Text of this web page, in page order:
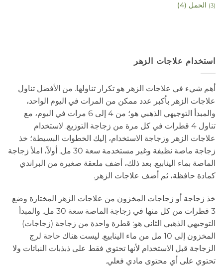
(3) الحمل (4)
استخدام علاجات الزهر
أهم شيء في علاجات الزهر هو تكرار تناولها. من الأفضل تناول
علاجات الزهر بأكبر عدد ممكن من المرات في اليوم الواحد،
والمبدأ التوجيهي الذهبي هو؛ من 4 إلى 6 مرات في اليوم، مع
تناول 4 قطرات في كل مرة من زجاجة التوزيع. لاستخدام
علاجات الزهر وزجاجة الاستخدام، إليك الخطوات البسيطة؛ خذ
زجاجة ماصة نظيفة وغير مستخدمة سعة 30 مل. أولاً، املأ زجاجة
الماصة بماء الينابيع. بعد ذلك، أضف ملعقة صغيرة من البراندي
كمادة حافظة، ثم أضف علاجات الزهر.
خذ زجاجة أو زجاجات المخزون من علاجات الزهر المختارة وضع
3 قطرات من كل منها في زجاجة الماصة سعة 30 مل. والمبدأ
التوجيهي الذهبي الثاني هو: قطرة واحدة من زجاجة (زجاجات)
المخزون إلى 10 مل من ماء الينابيع. ليست هناك حاجة لرج
الزجاجة قبل الاستخدام لأنها تحتوي فقط على ذبذبات النباتات ولا
تحتوي على أي محتوى مادي فعلي.